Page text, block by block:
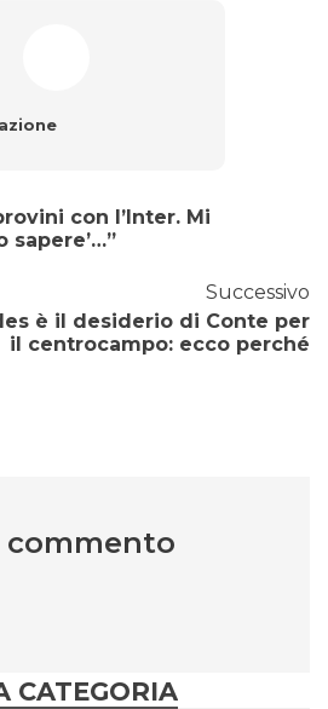
con l’Inter. Mi
sapere’…”
Successivo
è il desiderio di Conte per
il centrocampo: ecco perché
commento
CATEGORIA